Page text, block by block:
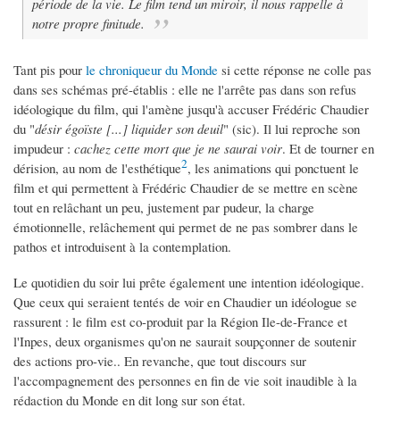
notre propre finitude.
Tant pis pour le chroniqueur du Monde si cette réponse ne colle pas
dans ses schémas pré-établis : elle ne l'arrête pas dans son refus
idéologique du film, qui l'amène jusqu'à accuser Frédéric Chaudier
du "désir égoïste [...] liquider son deuil" (sic). Il lui reproche son
impudeur : cachez cette mort que je ne saurai voir. Et de tourner en
dérision, au nom de l'esthétique2, les animations qui ponctuent le
film et qui permettent à Frédéric Chaudier de se mettre en scène
tout en relâchant un peu, justement par pudeur, la charge
émotionnelle, relâchement qui permet de ne pas sombrer dans le
pathos et introduisent à la contemplation.
Le quotidien du soir lui prête également une intention idéologique.
Que ceux qui seraient tentés de voir en Chaudier un idéologue se
rassurent : le film est co-produit par la Région Ile-de-France et
l'Inpes, deux organismes qu'on ne saurait soupçonner de soutenir
des actions pro-vie.. En revanche, que tout discours sur
l'accompagnement des personnes en fin de vie soit inaudible à la
rédaction du Monde en dit long sur son état.